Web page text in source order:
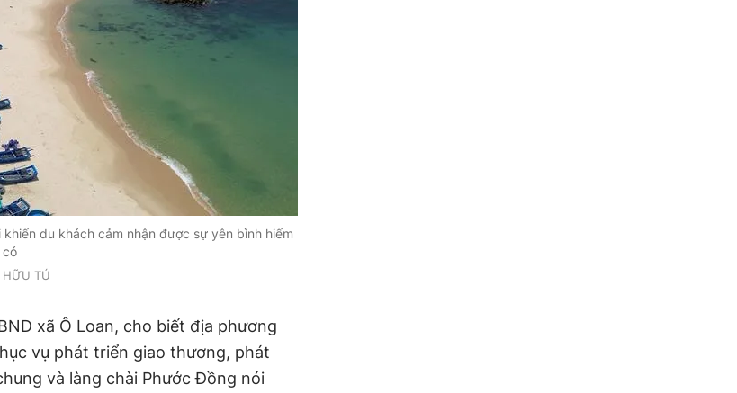
du khách cảm nhận được sự yên bình hiếm
có
HỮU TÚ
xã Ô Loan, cho biết địa phương
vụ phát triển giao thương, phát
và làng chài Phước Đồng nói